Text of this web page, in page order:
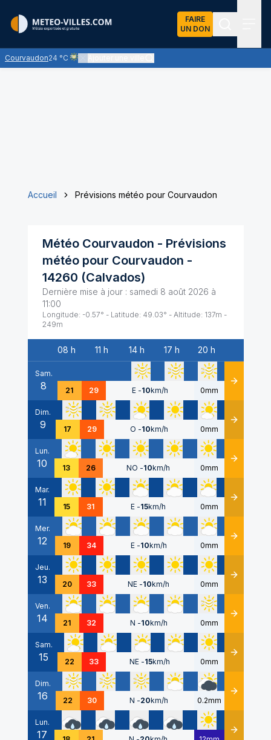
FAIRE
UN DON
Courvaudon24 °C
Ciel voilé par des nuages d'altitude, ternissant plus ou
Accueil Prévisions météo pour Courvaudon
Météo Courvaudon - Prévisions
météo pour Courvaudon -
14260 (Calvados)
Dernière mise à jour : samedi 8 août 2026 à
11:00
Longitude: -0.57° - Latitude: 49.03° - Altitude: 137m -
249m
Date
08 h 11 h 14 h 17 h 20 h
Sam.
8 21 29 E -10km/h 0mm Détails
Dim.
9 17 29 O -10km/h 0mm Détails
Lun.
10 13 26 NO -10km/h 0mm Détails
Mar.
11 15 31 E -15km/h 0mm Détails
Mer.
12 19 34 E -10km/h 0mm Détails
Jeu.
13 20 33 NE -10km/h 0mm Détails
Ven.
14 21 32 N -10km/h 0mm Détails
Sam.
15 22 33 NE -15km/h 0mm Détails
Dim.
16 22 30 N -20km/h 0.2mm Détails
Lun.
17 Détails